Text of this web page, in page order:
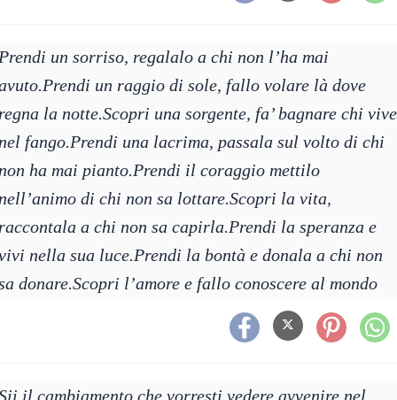
un sorriso, regalalo a chi non l’ha mai
un raggio di sole, fallo volare là dove
la notte.Scopri una sorgente, fa’ bagnare chi vive
fango.Prendi una lacrima, passala sul volto di chi
ha mai pianto.Prendi il coraggio mettilo
di chi non sa lottare.Scopri la vita,
a chi non sa capirla.Prendi la speranza e
nella sua luce.Prendi la bontà e donala a chi non
donare.Scopri l’amore e fallo conoscere al mondo
il cambiamento che vorresti vedere avvenire nel